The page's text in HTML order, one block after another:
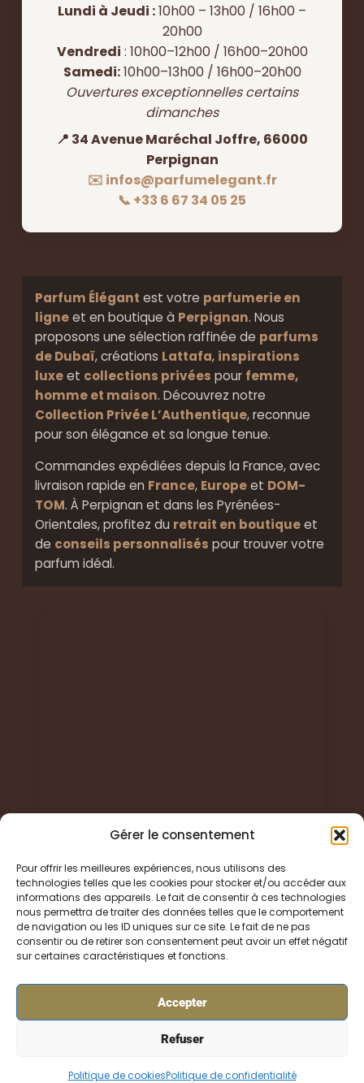
Gérer le consentement
Pour offrir les meilleures expériences, nous utilisons des
technologies telles que les cookies pour stocker et/ou accéder aux
informations des appareils. Le fait de consentir à ces technologies
nous permettra de traiter des données telles que le comportement
de navigation ou les ID uniques sur ce site. Le fait de ne pas
consentir ou de retirer son consentement peut avoir un effet négatif
sur certaines caractéristiques et fonctions.
Accepter
Refuser
Politique de cookiesPolitique de confidentialité
Lundi à Jeudi :10h00 – 13h00 / 16h00 –
20h00
Vendredi : 10h00–12h00 / 16h00–20h00
Samedi:10h00–13h00 / 16h00–20h00
Ouvertures exceptionnelles certains
dimanches
📍 34 Avenue Maréchal Joffre, 66000
Perpignan
✉️ infos@parfumelegant.fr
📞 +33 6 67 34 05 25
Parfum Élégant est votre parfumerie en
ligneet en boutique à Perpignan. Nous
proposons une sélection raffinée de parfums
de Dubaï, créations Lattafa, inspirations
luxeet collections privées pour femme,
homme et maison. Découvrez notre
Collection Privée L’Authentique, reconnue
pour son élégance et sa longue tenue.
Commandes expédiées depuis la France, avec
livraison rapide en France, Europeet DOM-
TOM. À Perpignan et dans les Pyrénées-
Orientales, profitez du retrait en boutiqueet
de conseils personnalisés pour trouver votre
parfum idéal.
© 2024 Parfum Élégant TOUS DROITS RESERVES